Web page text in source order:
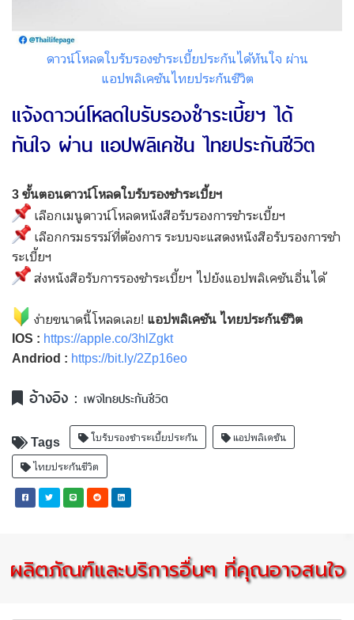
ดาวน์โหลดใบรับรองชำระเบี้ยประกันได้ทันใจ ผ่าน
แอปพลิเคชันไทยประกันชีวิต
แจ้งดาวน์โหลดใบรับรองชำระเบี้ยฯ ได้
ทันใจ ผ่าน แอปพลิเคชัน ไทยประกันชีวิต
3 ขั้นตอนดาวน์โหลดใบรับรองชำระเบี้ยฯ
เลือกเมนูดาวน์โหลดหนังสือรับรองการชำระเบี้ยฯ
เลือกกรมธรรม์ที่ต้องการ ระบบจะแสดงหนังสือรับรองการชำ
ระเบี้ยฯ
ส่งหนังสือรับการรองชำระเบี้ยฯ ไปยังแอปพลิเคชันอื่นได้
ง่ายขนาดนี้โหลดเลย! แอปพลิเคชัน ไทยประกันชีวิต
IOS : https://apple.co/3hlZgkt
Andriod : https://bit.ly/2Zp16eo
อ้างอิง :เพจไทยประกันชีวิต
Tags ใบรับรองชำระเบี้ยประกัน แอปพลิเคชัน
ไทยประกันชีวิต
ผลิตภัณฑ์และบริการอื่นๆ ที่คุณอาจสนใจ